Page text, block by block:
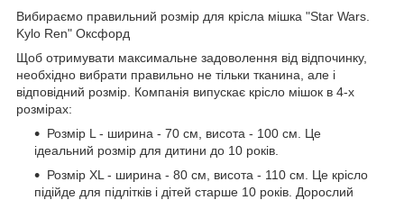
Вибираємо правильний розмір для крісла мішка "Star Wars.
Kylo Ren" Оксфорд
Щоб отримувати максимальне задоволення від відпочинку,
необхідно вибрати правильно не тільки тканина, але і
відповідний розмір. Компанія випускає крісло мішок в 4-х
розмірах:
Розмір L - ширина - 70 см, висота - 100 см. Це
ідеальний розмір для дитини до 10 років.
Розмір XL - ширина - 80 см, висота - 110 см. Це крісло
підійде для підлітків і дітей старше 10 років. Дорослий